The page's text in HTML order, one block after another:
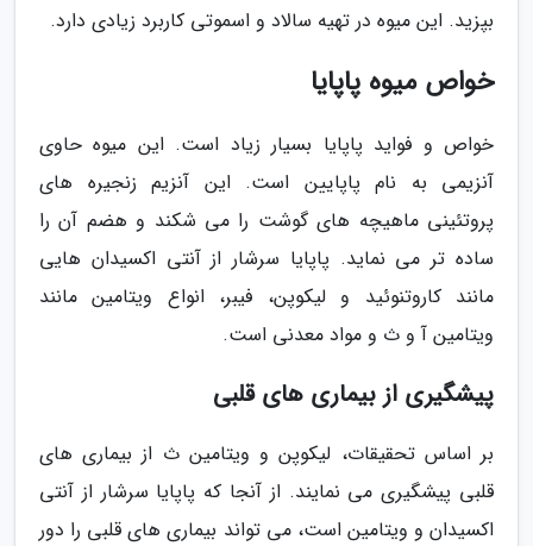
بپزید. این میوه در تهیه سالاد و اسموتی کاربرد زیادی دارد.
خواص میوه پاپایا
خواص و فواید پاپایا بسیار زیاد است. این میوه حاوی
آنزیمی به نام پاپایین است. این آنزیم زنجیره های
پروتئینی ماهیچه های گوشت را می شکند و هضم آن را
ساده تر می نماید. پاپایا سرشار از آنتی اکسیدان هایی
مانند کاروتنوئید و لیکوپن، فیبر، انواع ویتامین مانند
ویتامین آ و ث و مواد معدنی است.
پیشگیری از بیماری های قلبی
بر اساس تحقیقات، لیکوپن و ویتامین ث از بیماری های
قلبی پیشگیری می نمایند. از آنجا که پاپایا سرشار از آنتی
اکسیدان و ویتامین است، می تواند بیماری های قلبی را دور